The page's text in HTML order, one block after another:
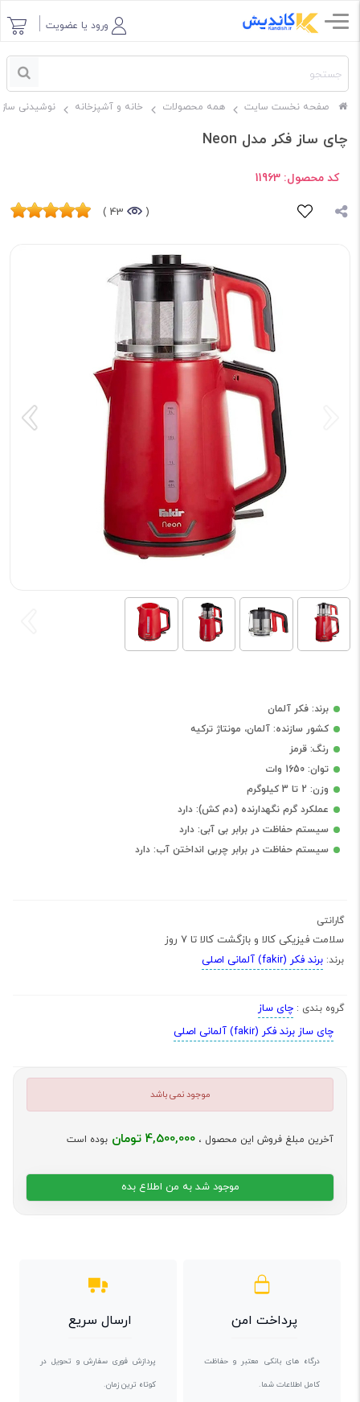
ورود یا عضویت
صفحه نخست سایت همه محصولات خانه و آشپزخانه نوشیدنی ساز
چای ساز فکر مدل Neon
کد محصول: 11963
(
43 )
برند: فکر آلمان
کشور سازنده: آلمان، مونتاژ ترکیه
رنگ: قرمز
توان: 1650 وات
وزن: 2 تا 3 کیلوگرم
عملکرد گرم نگهدارنده (دم کش): دارد
سیستم حفاظت در برابر بی آبی: دارد
سیستم حفاظت در برابر چربی انداختن آب: دارد
گارانتی
سلامت فیزیکی کالا و بازگشت کالا تا 7 روز
برند: برند فکر (fakir) آلمانی اصلی
گروه بندی : چای ساز
چای ساز برند فکر (fakir) آلمانی اصلی
موجود نمی باشد
آخرین مبلغ فروش این محصول ، 4,500,000 تومان بوده است
موجود شد به من اطلاع بده
پرداخت امن
درگاه های بانکی معتبر و حفاظت
کامل اطلاعات شما.
ارسال سریع
پردازش فوری سفارش و تحویل در
کوتاه ترین زمان.